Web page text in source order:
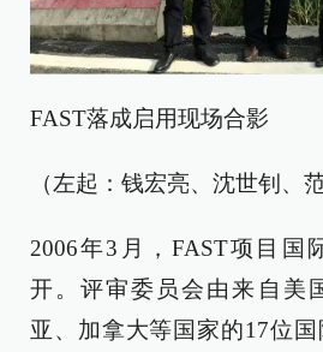
FAST落成启用现场合影
（左起：钱宏亮、沈世钊、范
2006年3月，FAST项目国
开。评审委员会由来自美
亚、加拿大等国家的17位